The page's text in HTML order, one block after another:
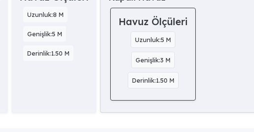
Uzunluk:8 M
Genişlik:5 M
Derinlik:1.50 M
Havuz Ölçüleri
Uzunluk:5 M
Genişlik:3 M
Derinlik:1.50 M